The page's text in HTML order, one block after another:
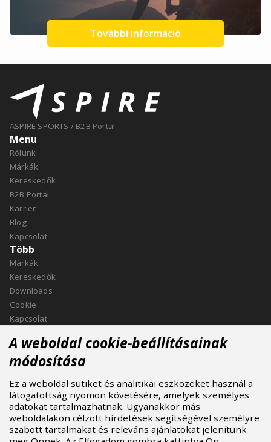
További információ
ASPIRE SPORTS / B2B Portal
Menu
Rólunk
Márkák
Kereskedők
B2B Portal
Karrier
Blog
Kapcsolat
Több
Márkák
Kereskedők
Downloads
Cookie
Kapcsolat
ASPIRE SPORTS, s.r.o.
Jinačovice 514, 664 34 Kuřim
+420 532 199 550
aspire@aspire.eu
A weboldal cookie-beállításainak
módosítása
Ez a weboldal sütiket és analitikai eszközöket használ a
látogatottság nyomon követésére, amelyek személyes
adatokat tartalmazhatnak. Ugyanakkor más
weboldalakon célzott hirdetések segítségével személyre
szabott tartalmakat és releváns ajánlatokat jelenítünk